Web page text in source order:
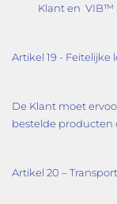
Klant en VIB™
Artikel 19 - Feitelijke
De Klant moet
bestelde producten
Artikel 20 –